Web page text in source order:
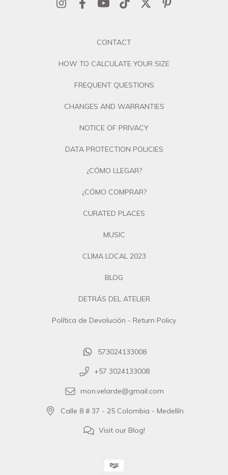
CONTACT
HOW TO CALCULATE YOUR SIZE
FREQUENT QUESTIONS
CHANGES AND WARRANTIES
NOTICE OF PRIVACY
DATA PROTECTION POLICIES
¿CÓMO LLEGAR?
¿CÓMO COMPRAR?
CURATED PLACES
MUSIC
CLIMA LOCAL 2023
BLOG
DETRÁS DEL ATELIER
Política de Devolución - Return Policy
573024133008
+57 3024133008
mon.velarde@gmail.com
Calle 8 # 37 - 25 Colombia - Medellín
Visit our Blog!